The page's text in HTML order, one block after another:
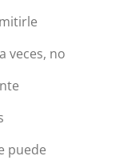
veces, no
puede